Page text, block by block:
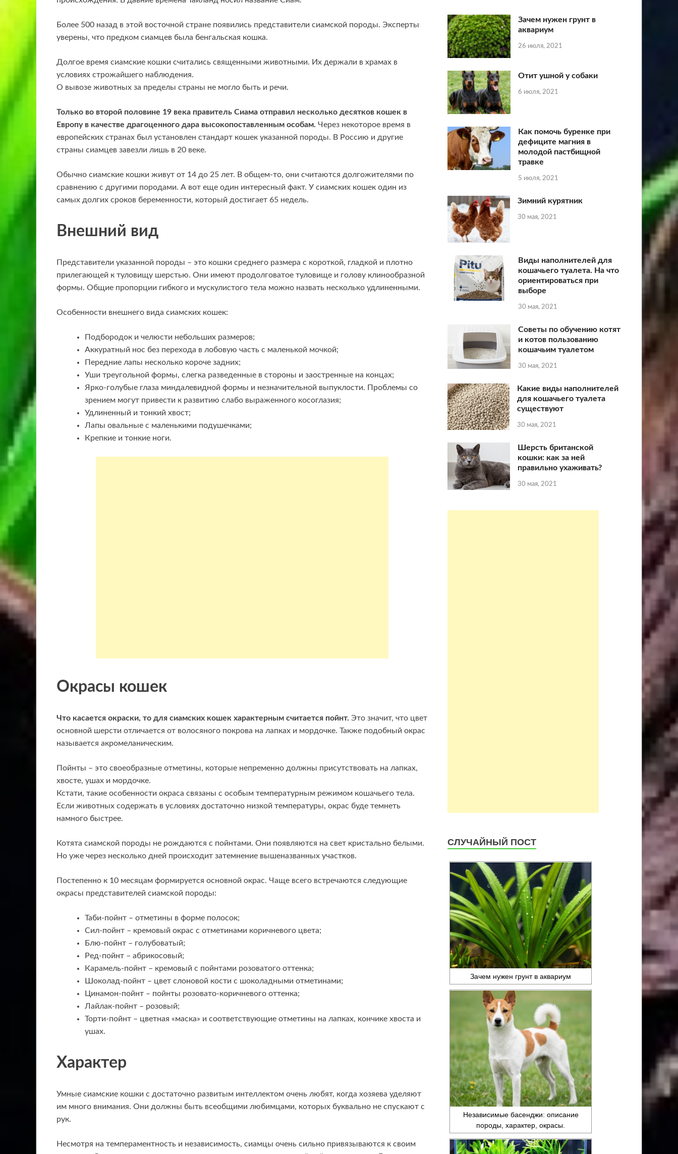
Более 500 назад в этой восточной стране появились представители сиамской породы. Эксперты
уверены, что предком сиамцев была бенгальская кошка.
Долгое время сиамские кошки считались священными животными. Их держали в храмах в
условиях строжайшего наблюдения.
О вывозе животных за пределы страны не могло быть и речи.
Только во второй половине 19 века правитель Сиама отправил несколько десятков кошек в
Европу в качестве драгоценного дара высокопоставленным особам. Через некоторое время в
европейских странах был установлен стандарт кошек указанной породы. В Россию и другие
страны сиамцев завезли лишь в 20 веке.
Обычно сиамские кошки живут от 14 до 25 лет. В общем-то, они считаются долгожителями по
сравнению с другими породами. А вот еще один интересный факт. У сиамских кошек один из
самых долгих сроков беременности, который достигает 65 недель.
Внешний вид
Представители указанной породы – это кошки среднего размера с короткой, гладкой и плотно
прилегающей к туловищу шерстью. Они имеют продолговатое туловище и голову клинообразной
формы. Общие пропорции гибкого и мускулистого тела можно назвать несколько удлиненными.
Особенности внешнего вида сиамских кошек:
Подбородок и челюсти небольших размеров;
Аккуратный нос без перехода в лобовую часть с маленькой мочкой;
Передние лапы несколько короче задних;
Уши треугольной формы, слегка разведенные в стороны и заостренные на концах;
Ярко-голубые глаза миндалевидной формы и незначительной выпуклости. Проблемы со
зрением могут привести к развитию слабо выраженного косоглазия;
Удлиненный и тонкий хвост;
Лапы овальные с маленькими подушечками;
Крепкие и тонкие ноги.
Окрасы кошек
Что касается окраски, то для сиамских кошек характерным считается пойнт. Это значит, что цвет
основной шерсти отличается от волосяного покрова на лапках и мордочке. Также подобный окрас
называется акромеланическим.
Пойнты – это своеобразные отметины, которые непременно должны присутствовать на лапках,
хвосте, ушах и мордочке.
Кстати, такие особенности окраса связаны с особым температурным режимом кошачьего тела.
Если животных содержать в условиях достаточно низкой температуры, окрас буде темнеть
намного быстрее.
Котята сиамской породы не рождаются с пойнтами. Они появляются на свет кристально белыми.
Но уже через несколько дней происходит затемнение вышеназванных участков.
Постепенно к 10 месяцам формируется основной окрас. Чаще всего встречаются следующие
окрасы представителей сиамской породы:
Таби-пойнт – отметины в форме полосок;
Сил-пойнт – кремовый окрас с отметинами коричневого цвета;
Блю-пойнт – голубоватый;
Ред-пойнт – абрикосовый;
Карамель-пойнт – кремовый с пойнтами розоватого оттенка;
Шоколад-пойнт – цвет слоновой кости с шоколадными отметинами;
Цинамон-пойнт – пойнты розовато-коричневого оттенка;
Лайлак-пойнт – розовый;
Торти-пойнт – цветная «маска» и соответствующие отметины на лапках, кончике хвоста и
ушах.
Характер
Умные сиамские кошки с достаточно развитым интеллектом очень любят, когда хозяева уделяют
им много внимания. Они должны быть всеобщими любимцами, которых буквально не спускают с
рук.
Несмотря на темпераментность и независимость, сиамцы очень сильно привязываются к своим
Зачем нужен грунт в
аквариум
26 июля, 2021
Отит ушной у собаки
6 июля, 2021
Как помочь буренке при
дефиците магния в
молодой пастбищной
травке
5 июля, 2021
Зимний курятник
30 мая, 2021
Виды наполнителей для
кошачьего туалета. На что
ориентироваться при
выборе
30 мая, 2021
Советы по обучению котят
и котов пользованию
кошачьим туалетом
30 мая, 2021
Какие виды наполнителей
для кошачьего туалета
существуют
30 мая, 2021
Шерсть британской
кошки: как за ней
правильно ухаживать?
30 мая, 2021
СЛУЧАЙНЫЙ ПОСТ
Зачем нужен грунт в аквариум
Независимые басенджи: описание
породы, характер, окрасы.